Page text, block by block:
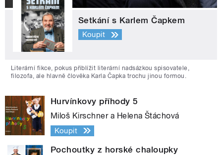
Setkání s Karlem Čapkem
Koupit
Literární fikce, pokus přiblížit literární nadsázkou spisovatele,
filozofa, ale hlavně člověka Karla Čapka trochu jinou formou.
Hurvínkovy příhody 5
Miloš Kirschner a Helena Štáchová
Koupit
Pochoutky z horské chaloupky